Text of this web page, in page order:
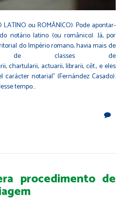
ou ROMÂNICO): Pode apontar-
notário latino (ou românico). Já, por
do Império romano, havia mais de
de classes de
chartularii, actuarii, librarii, cēt., e eles
notarial” (Fernández Casado).
tempo…
procedimento de